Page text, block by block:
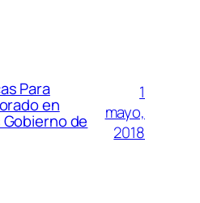
Para
en
de
1
mayo,
2018